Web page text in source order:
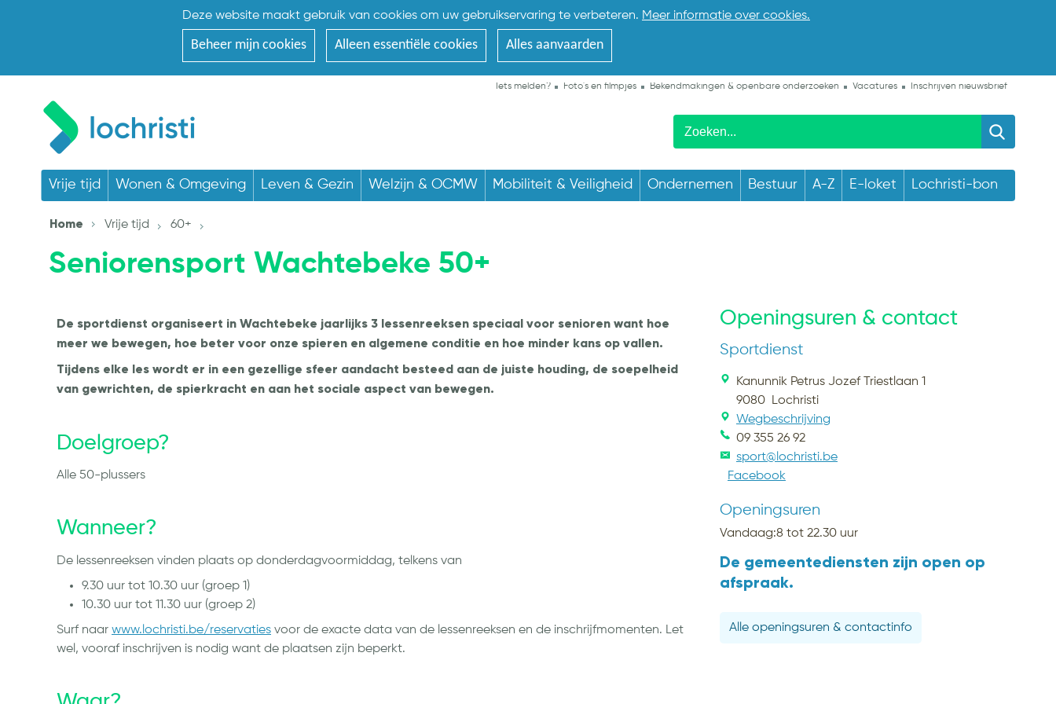
Deze website maakt gebruik van cookies om uw gebruikservaring te verbeteren. Meer informatie over cookies.
Beheer mijn cookies Alleen essentiële cookies Alles aanvaarden
Iets melden? Foto's en filmpjes Bekendmakingen & openbare onderzoeken Vacatures Inschrijven nieuwsbrief
Vrije tijd Wonen & Omgeving Leven & Gezin Welzijn & OCMW Mobiliteit & Veiligheid Ondernemen Bestuur A-Z E-loket Lochristi-bon
Home Vrije tijd 60+
Seniorensport Wachtebeke 50+
De sportdienst organiseert in Wachtebeke jaarlijks 3 lessenreeksen speciaal voor senioren want hoe
meer we bewegen, hoe beter voor onze spieren en algemene conditie en hoe minder kans op vallen.
Tijdens elke les wordt er in een gezellige sfeer aandacht besteed aan de juiste houding, de soepelheid
van gewrichten, de spierkracht en aan het sociale aspect van bewegen.
Doelgroep?
Alle 50-plussers
Wanneer?
De lessenreeksen vinden plaats op donderdagvoormiddag, telkens van
9.30 uur tot 10.30 uur (groep 1)
10.30 uur tot 11.30 uur (groep 2)
Surf naar www.lochristi.be/reservaties voor de exacte data van de lessenreeksen en de inschrijfmomenten. Let
wel, vooraf inschrijven is nodig want de plaatsen zijn beperkt.
Openingsuren & contact
Sportdienst
Kanunnik Petrus Jozef Triestlaan 1
9080
Lochristi
Wegbeschrijving
09 355 26 92
sport@lochristi.be
Facebook
Openingsuren
Vandaag:8 tot 22.30 uur
De gemeentediensten zijn open op
afspraak.
Alle openingsuren & contactinfo